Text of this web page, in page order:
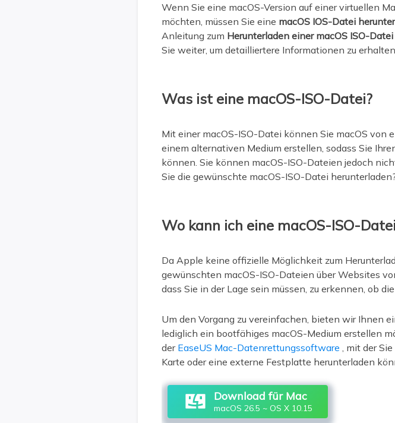
Wenn Sie eine macOS-Version auf einer virtuellen
möchten, müssen Sie eine macOS IOS-Datei
Anleitung zum Herunterladen einer macOS ISO-Datei
Sie weiter, um detailliertere Informationen zu
Was ist eine macOS-ISO-Datei?
Mit einer macOS-ISO-Datei können Sie macOS
einem alternativen Medium erstellen, sodass Sie
können. Sie können macOS-ISO-Dateien jedoch
Sie die gewünschte macOS-ISO-Datei
Wo kann ich eine macOS-ISO-
Da Apple keine offizielle Möglichkeit zum
gewünschten macOS-ISO-Dateien über Websites
dass Sie in der Lage sein müssen, zu erkennen, ob
Um den Vorgang zu vereinfachen, bieten wir Ihnen
lediglich ein bootfähiges macOS-Medium erstellen
der EaseUS Mac-Datenrettungssoftware , mit der
Karte oder eine externe Festplatte herunterladen
Download für Mac
macOS 26.5 ~ OS X 10.15